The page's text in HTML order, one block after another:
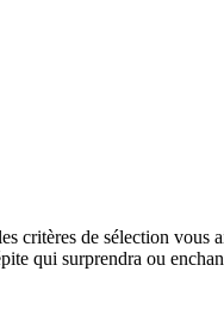
de sélection vous
qui surprendra ou